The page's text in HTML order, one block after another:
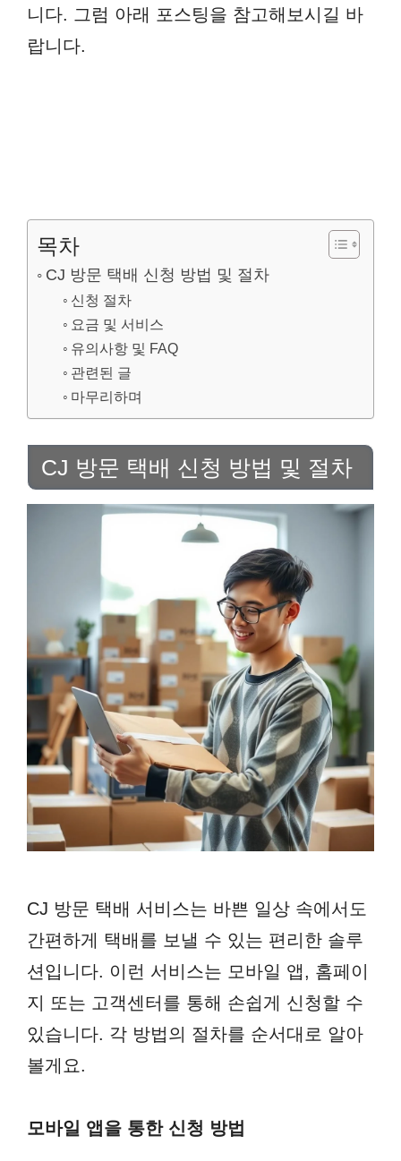
니다. 그럼 아래 포스팅을 참고해보시길 바
랍니다.
목차
CJ 방문 택배 신청 방법 및 절차
신청 절차
요금 및 서비스
유의사항 및 FAQ
관련된 글
마무리하며
CJ 방문 택배 신청 방법 및 절차
CJ 방문 택배 서비스는 바쁜 일상 속에서도
간편하게 택배를 보낼 수 있는 편리한 솔루
션입니다. 이런 서비스는 모바일 앱, 홈페이
지 또는 고객센터를 통해 손쉽게 신청할 수
있습니다. 각 방법의 절차를 순서대로 알아
볼게요.
모바일 앱을 통한 신청 방법